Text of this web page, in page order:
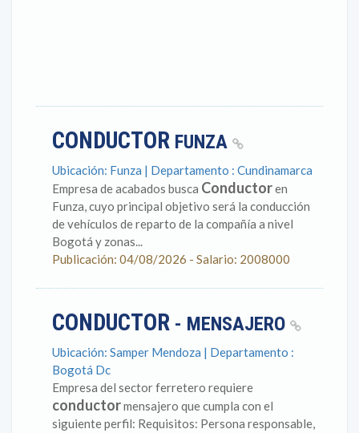
CONDUCTOR FUNZA
Ubicación: Funza | Departamento : Cundinamarca
Empresa de acabados busca Conductoren
Funza, cuyo principal objetivo será la conducción
de vehículos de reparto de la compañía a nivel
Bogotá y zonas...
Publicación: 04/08/2026 - Salario: 2008000
CONDUCTOR - MENSAJERO
Ubicación: Samper Mendoza | Departamento :
Bogotá Dc
Empresa del sector ferretero requiere
conductormensajero que cumpla con el
siguiente perfil: Requisitos: Persona responsable,